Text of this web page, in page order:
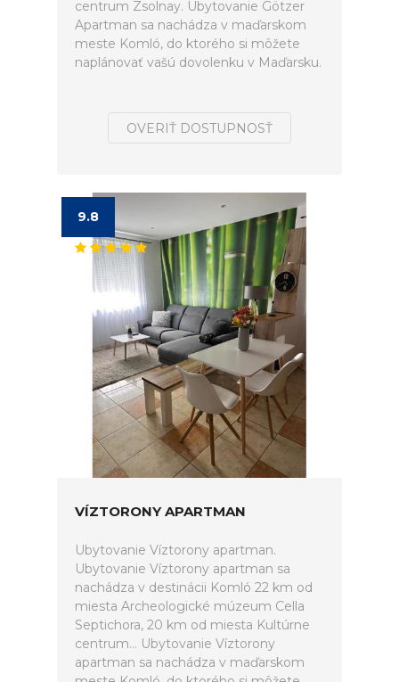
centrum Zsolnay. Ubytovanie Götzer
Apartman sa nachádza v maďarskom
meste Komló, do ktorého si môžete
naplánovať vašú dovolenku v Maďarsku.
OVERIŤ DOSTUPNOSŤ
9.8
VÍZTORONY APARTMAN
Ubytovanie Víztorony apartman.
Ubytovanie Víztorony apartman sa
nachádza v destinácii Komló 22 km od
miesta Archeologické múzeum Cella
Septichora, 20 km od miesta Kultúrne
centrum... Ubytovanie Víztorony
apartman sa nachádza v maďarskom